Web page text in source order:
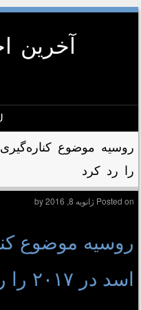
آخرین
را رد کرد
Posted onژانویه 8, 2016 by
روسیه موضوع
اسد در ۲۰۱۷ را رد کرد